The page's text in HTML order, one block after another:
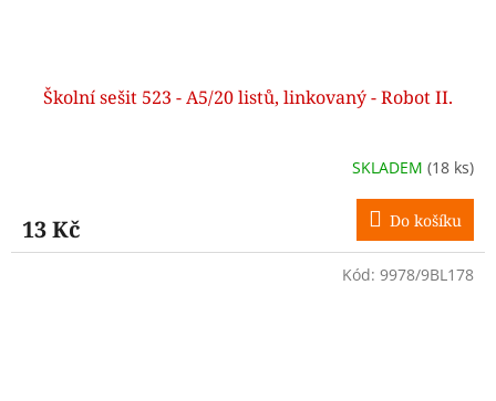
Školní sešit 523 - A5/20 listů, linkovaný - Robot II.
SKLADEM (18 ks)
13 Kč Do košíku
Kód: 9978/9BL178